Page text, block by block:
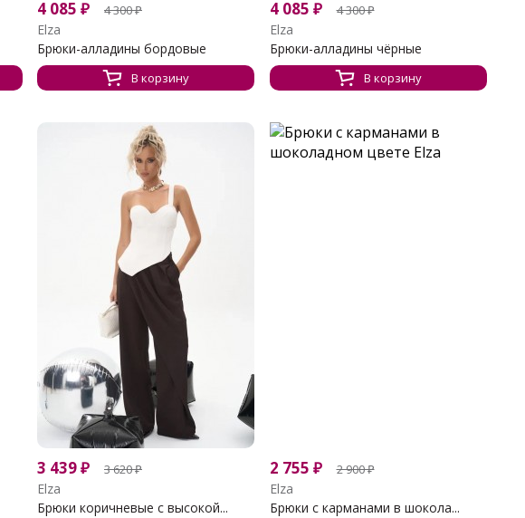
4 085 ₽ 4 300₽
Elza
Брюки-алладины бордовые
В корзину
4 085 ₽ 4 300₽
Elza
Брюки-алладины чёрные
В корзину
3 439₽ 3 620₽
Elza
Брюки коричневые с высокой...
2 755 ₽ 2 900₽
Elza
Брюки с карманами в шокола...